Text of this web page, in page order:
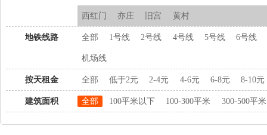
西红门 亦庄 旧宫 黄村
地铁线路 全部 1号线 2号线 4号线 5号线 6号线
机场线
按天租金 全部 低于2元 2-4元 4-6元 6-8元 8-10元
建筑面积 全部 100平米以下 100-300平米 300-500平米